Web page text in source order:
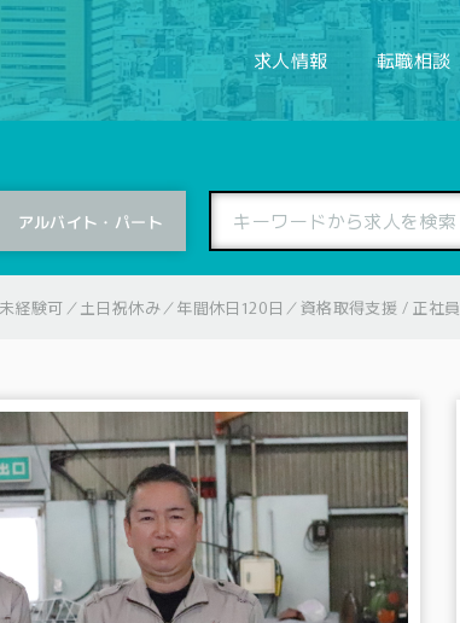
求人情報 転職相談
アルバイト・ パート
経験可／土日祝休み／年間休日120日／資格取得支援 / 正社員